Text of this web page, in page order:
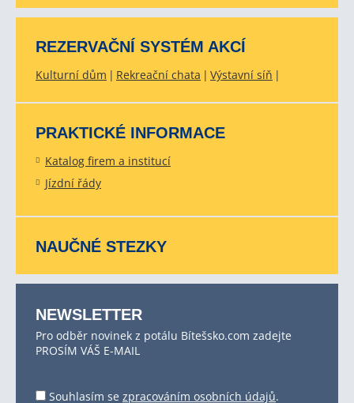
REZERVAČNÍ SYSTÉM AKCÍ
Kulturní dům Rekreační chata Výstavní síň
PRAKTICKÉ INFORMACE
Katalog firem a institucí
Jízdní řády
NAUČNÉ STEZKY
NEWSLETTER
Pro odběr novinek z potálu Bítešsko.com zadejte
PROSÍM VÁŠ E-MAIL
Souhlasím se zpracováním osobních údajů.